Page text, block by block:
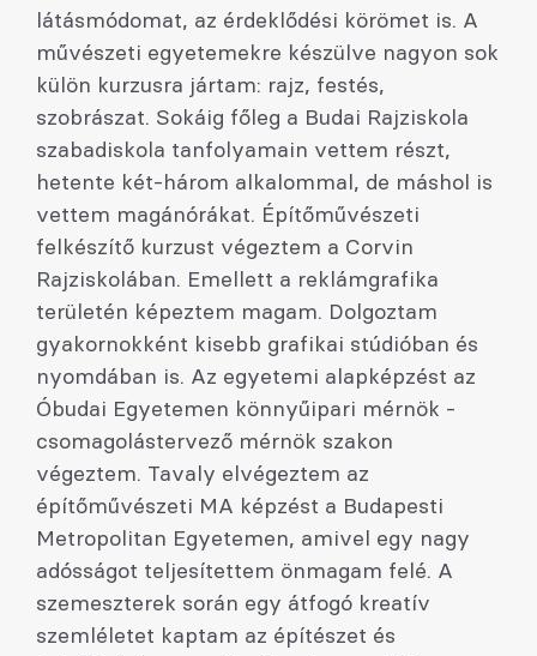
látásmódomat, az érdeklődési körömet is. A
művészeti egyetemekre készülve nagyon sok
külön kurzusra jártam: rajz, festés,
szobrászat. Sokáig főleg a Budai Rajziskola
szabadiskola tanfolyamain vettem részt,
hetente két-három alkalommal, de máshol is
vettem magánórákat. Építőművészeti
felkészítő kurzust végeztem a Corvin
Rajziskolában. Emellett a reklámgrafika
területén képeztem magam. Dolgoztam
gyakornokként kisebb grafikai stúdióban és
nyomdában is. Az egyetemi alapképzést az
Óbudai Egyetemen könnyűipari mérnök -
csomagolástervező mérnök szakon
végeztem. Tavaly elvégeztem az
építőművészeti MA képzést a Budapesti
Metropolitan Egyetemen, amivel egy nagy
adósságot teljesítettem önmagam felé. A
szemeszterek során egy átfogó kreatív
szemléletet kaptam az építészet és